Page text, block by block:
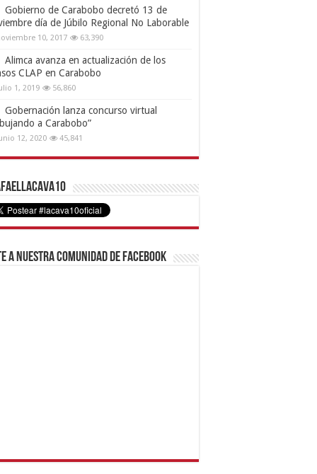
Gobierno de Carabobo decretó 13 de
día de Júbilo Regional No Laborable
10, 2017 63,390
Alimca avanza en actualización de los
CLAP en Carabobo
1, 2019 56,860
Gobernación lanza concurso virtual
a Carabobo”
12, 2020 45,841
a nuestra comunidad de Facebook